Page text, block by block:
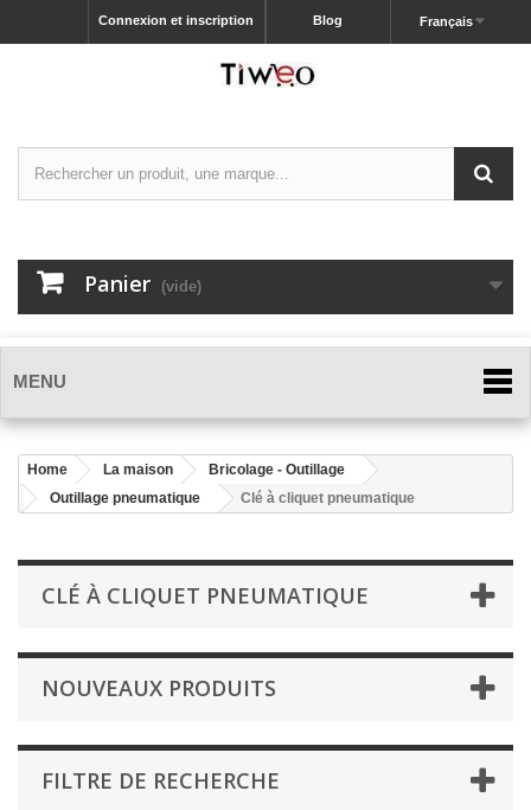
Français
Blog
Connexion et inscription
Panier (vide)
MENU
Home La maison
Bricolage - Outillage
Outillage pneumatique
Clé à cliquet pneumatique
CLÉ À CLIQUET PNEUMATIQUE
NOUVEAUX PRODUITS
FILTRE DE RECHERCHE